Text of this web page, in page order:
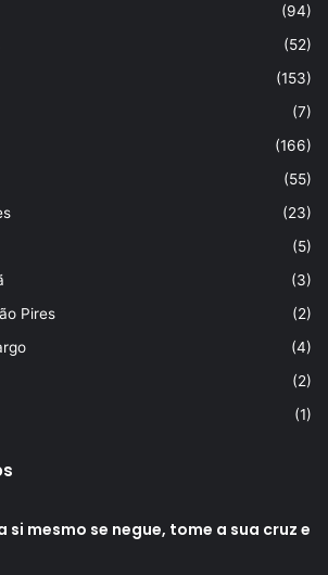
(94)
(52)
(153)
(7)
(166)
(55)
(23)
(5)
(3)
Pires
(2)
(4)
(2)
(1)
si mesmo se negue, tome a sua cruz e